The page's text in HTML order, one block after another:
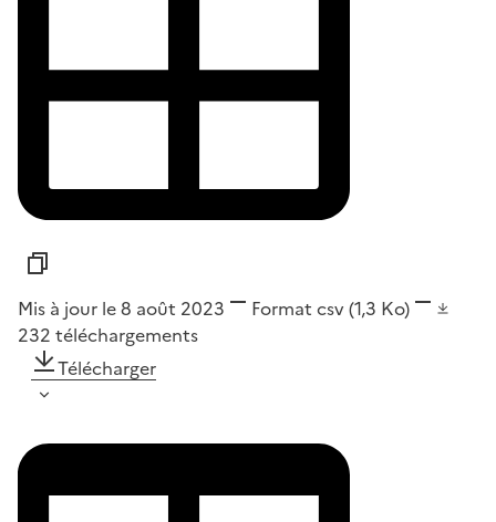
Mis à jour le 8 août 2023 Format csv(1,3 Ko)
232 téléchargements
Télécharger